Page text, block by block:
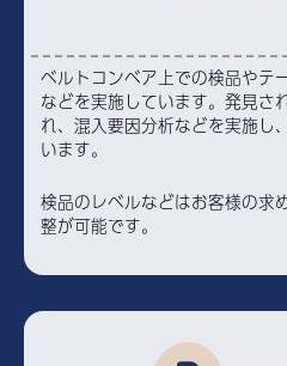
ベルトコンベア上での検品やテ
などを実施しています。発見さ
れ、混入要因分析などを実施し
います。
検品のレベルなどはお客様の求
整が可能です。